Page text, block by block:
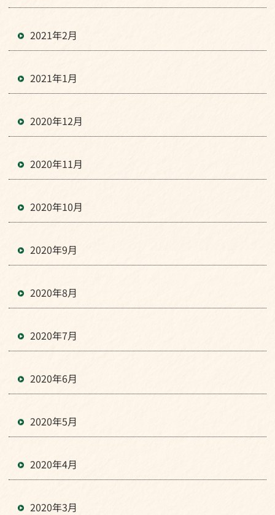
2021年2月
2021年1月
2020年12月
2020年11月
2020年10月
2020年9月
2020年8月
2020年7月
2020年6月
2020年5月
2020年4月
2020年3月